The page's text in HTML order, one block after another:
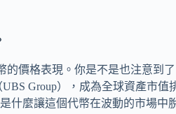
的價格表現。你是不是也注意到
Group），成為全球資產市值
什麼讓這個代幣在波動的市場中